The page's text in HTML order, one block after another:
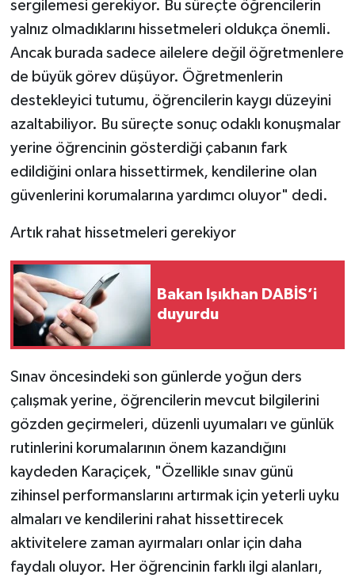
sergilemesi gerekiyor. Bu süreçte öğrencilerin
yalnız olmadıklarını hissetmeleri oldukça önemli.
Ancak burada sadece ailelere değil öğretmenlere
de büyük görev düşüyor. Öğretmenlerin
destekleyici tutumu, öğrencilerin kaygı düzeyini
azaltabiliyor. Bu süreçte sonuç odaklı konuşmalar
yerine öğrencinin gösterdiği çabanın fark
edildiğini onlara hissettirmek, kendilerine olan
güvenlerini korumalarına yardımcı oluyor" dedi.
Artık rahat hissetmeleri gerekiyor
Bakan Işıkhan DABİS’i
duyurdu
Sınav öncesindeki son günlerde yoğun ders
çalışmak yerine, öğrencilerin mevcut bilgilerini
gözden geçirmeleri, düzenli uyumaları ve günlük
rutinlerini korumalarının önem kazandığını
kaydeden Karaçiçek, "Özellikle sınav günü
zihinsel performanslarını artırmak için yeterli uyku
almaları ve kendilerini rahat hissettirecek
aktivitelere zaman ayırmaları onlar için daha
faydalı oluyor. Her öğrencinin farklı ilgi alanları,